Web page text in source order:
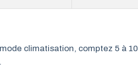
climatisation, comptez 5 à 10